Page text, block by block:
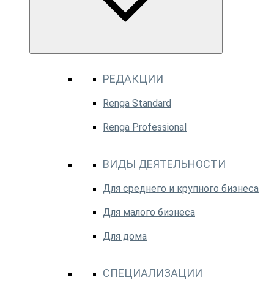
РЕДАКЦИИ
Renga Standard
Renga Professional
ВИДЫ ДЕЯТЕЛЬНОСТИ
Для среднего и крупного бизнеса
Для малого бизнеса
Для дома
СПЕЦИАЛИЗАЦИИ